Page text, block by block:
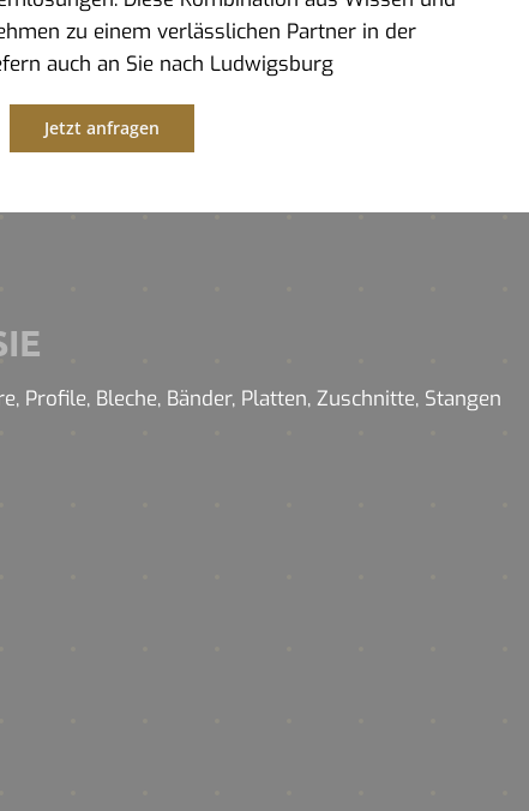
zu einem verlässlichen Partner in der
auch an Sie nach Ludwigsburg
Jetzt anfragen
Bleche, Bänder, Platten, Zuschnitte, Stangen